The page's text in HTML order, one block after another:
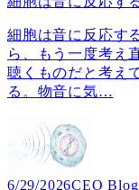
細胞は音に反応す
ら、もう一度考え
聴くものだと考え
る。物音に気…
6/29/2026CEO Blog